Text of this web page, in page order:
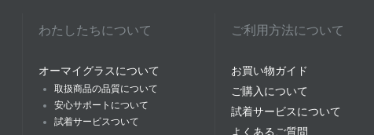
わたしたちについて
オーマイグラスについて
取扱商品の品質について
安心サポートについて
試着サービスついて
ご利用方法について
お買い物ガイド
ご購入について
試着サービスについて
よくあるご質問